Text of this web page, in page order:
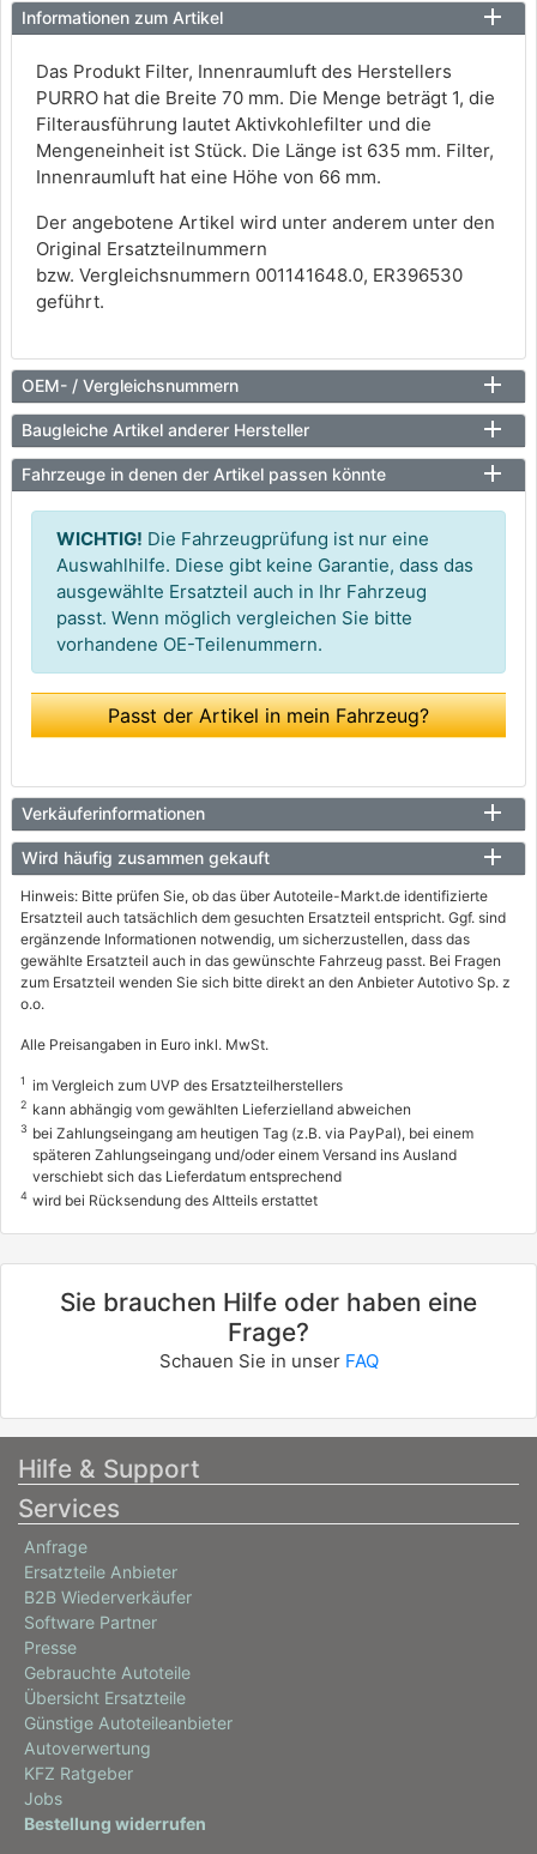
Informationen zum Artikel
Das Produkt Filter, Innenraumluft des Herstellers
PURRO hat die Breite 70 mm. Die Menge beträgt 1, die
Filterausführung lautet Aktivkohlefilter und die
Mengeneinheit ist Stück. Die Länge ist 635 mm. Filter,
Innenraumluft hat eine Höhe von 66 mm.
Der angebotene Artikel wird unter anderem unter den
Original Ersatzteilnummern
bzw. Vergleichsnummern 001141648.0, ER396530
geführt.
OEM- / Vergleichsnummern
Baugleiche Artikel anderer Hersteller
Fahrzeuge in denen der Artikel passen könnte
WICHTIG! Die Fahrzeugprüfung ist nur eine
Auswahlhilfe. Diese gibt keine Garantie, dass das
ausgewählte Ersatzteil auch in Ihr Fahrzeug
passt. Wenn möglich vergleichen Sie bitte
vorhandene OE-Teilenummern.
Passt der Artikel in mein Fahrzeug?
Verkäuferinformationen
Wird häufig zusammen gekauft
Hinweis: Bitte prüfen Sie, ob das über Autoteile-Markt.de identifizierte
Ersatzteil auch tatsächlich dem gesuchten Ersatzteil entspricht. Ggf. sind
ergänzende Informationen notwendig, um sicherzustellen, dass das
gewählte Ersatzteil auch in das gewünschte Fahrzeug passt. Bei Fragen
zum Ersatzteil wenden Sie sich bitte direkt an den Anbieter Autotivo Sp. z
o.o.
Alle Preisangaben in Euro inkl. MwSt.
1 im Vergleich zum UVP des Ersatzteilherstellers
2 kann abhängig vom gewählten Lieferzielland abweichen
3 bei Zahlungseingang am heutigen Tag (z.B. via PayPal), bei einem
späteren Zahlungseingang und/oder einem Versand ins Ausland
verschiebt sich das Lieferdatum entsprechend
4 wird bei Rücksendung des Altteils erstattet
Sie brauchen Hilfe oder haben eine
Frage?
Schauen Sie in unser FAQ
Hilfe & Support
Services
Anfrage
Ersatzteile Anbieter
B2B Wiederverkäufer
Software Partner
Presse
Gebrauchte Autoteile
Übersicht Ersatzteile
Günstige Autoteileanbieter
Autoverwertung
KFZ Ratgeber
Jobs
Bestellung widerrufen